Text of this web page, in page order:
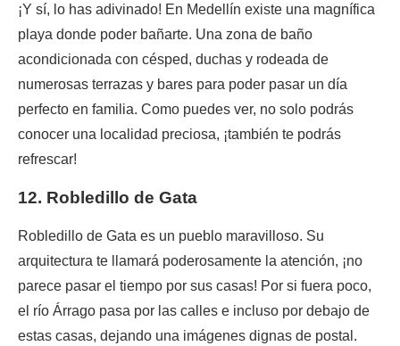
¡Y sí, lo has adivinado! En Medellín existe una magnífica
playa donde poder bañarte. Una zona de baño
acondicionada con césped, duchas y rodeada de
numerosas terrazas y bares para poder pasar un día
perfecto en familia. Como puedes ver, no solo podrás
conocer una localidad preciosa, ¡también te podrás
refrescar!
12. Robledillo de Gata
Robledillo de Gata es un pueblo maravilloso. Su
arquitectura te llamará poderosamente la atención, ¡no
parece pasar el tiempo por sus casas! Por si fuera poco,
el río Árrago pasa por las calles e incluso por debajo de
estas casas, dejando una imágenes dignas de postal.